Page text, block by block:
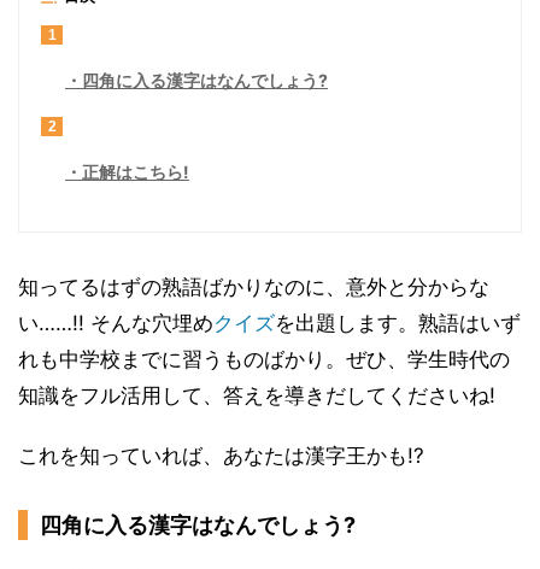
1
四角に入る漢字はなんでしょう?
2
正解はこちら!
知ってるはずの熟語ばかりなのに、意外と分からな
い……!! そんな穴埋めクイズを出題します。熟語はいず
れも中学校までに習うものばかり。ぜひ、学生時代の
知識をフル活用して、答えを導きだしてくださいね!
これを知っていれば、あなたは漢字王かも!?
四角に入る漢字はなんでしょう?